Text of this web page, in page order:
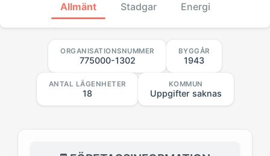
Allmänt Stadgar Energi
ORGANISATIONSNUMMER
775000-1302
BYGGÅR
1943
ANTAL LÄGENHETER
18
KOMMUN
Uppgifter saknas